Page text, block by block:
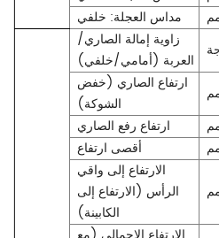
مداس العجلة: خلفي
زاوية إمالة الصاري/
العربة (أمامي/خلفي)
ارتفاع الصاري (خفض
الشوكة)
ارتفاع رفع الصاري
أقصى ارتفاع
الارتفاع إلى واقي
الرأس (الارتفاع إلى
الكابينة)